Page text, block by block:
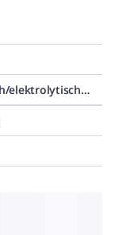
galvanisch/elektrolytisch verzinkt